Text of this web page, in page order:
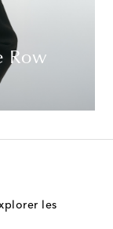
Row
les